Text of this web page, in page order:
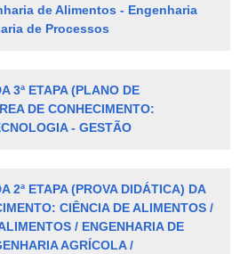
de Alimentos - Engenharia
de Processos
3ª ETAPA (PLANO DE
DE CONHECIMENTO:
- GESTÃO
2ª ETAPA (PROVA DIDÁTICA) DA
CIÊNCIA DE ALIMENTOS /
/ ENGENHARIA DE
AGRÍCOLA /